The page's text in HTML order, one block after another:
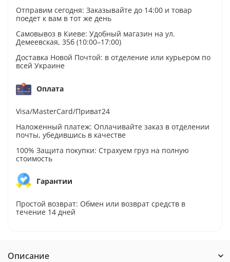
Отправим сегодня: Заказывайте до 14:00 и товар
поедет к вам в тот же день
Самовывоз в Киеве: Удобный магазин на ул.
Демеевская, 35б (10:00–17:00)
Доставка Новой Почтой: в отделение или курьером по
всей Украине
Оплата
Visa/MasterCard/Приват24
Наложенный платеж: Оплачивайте заказ в отделении
почты, убедившись в качестве
100% Защита покупки: Страхуем груз на полную
стоимость
Гарантии
Простой возврат: Обмен или возврат средств в
течение 14 дней
Описание